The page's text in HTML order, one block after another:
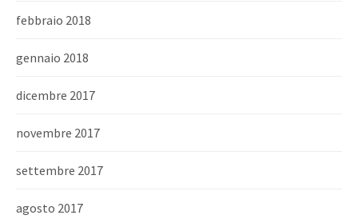
febbraio 2018
gennaio 2018
dicembre 2017
novembre 2017
settembre 2017
agosto 2017